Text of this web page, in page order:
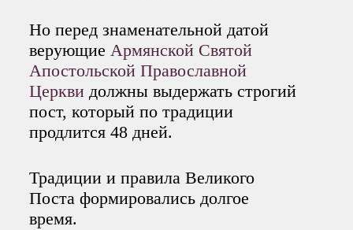
Но перед знаменательной датой
верующиеАрмянской Святой
Апостольской Православной
Церквидолжны выдержать строгий
пост, который по традиции
продлится 48 дней.
Традиции и правила Великого
Поста формировались долгое
время.